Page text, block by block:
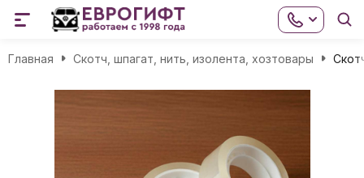
Главная Скотч, шпагат, нить, изолента, хозтовары